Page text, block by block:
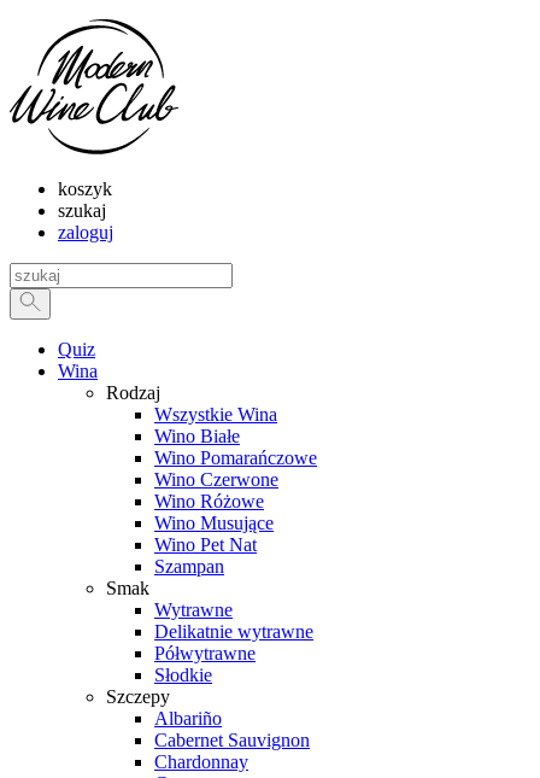
koszyk
szukaj
zaloguj
Quiz
Wina
Rodzaj
Wszystkie Wina
Wino Białe
Wino Pomarańczowe
Wino Czerwone
Wino Różowe
Wino Musujące
Wino Pet Nat
Szampan
Smak
Wytrawne
Delikatnie wytrawne
Półwytrawne
Słodkie
Szczepy
Albariño
Cabernet Sauvignon
Chardonnay